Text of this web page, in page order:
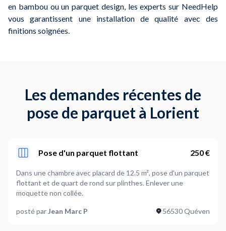
en bambou ou un parquet design, les experts sur NeedHelp
vous garantissent une installation de qualité avec des
finitions soignées.
Les demandes récentes de
pose de parquet à Lorient
Pose d'un parquet flottant 250 €
Dans une chambre avec placard de 12.5 m², pose d'un parquet
flottant et de quart de rond sur plinthes. Enlever une
moquette non collée.
posté parJean Marc P 56530 Quéven